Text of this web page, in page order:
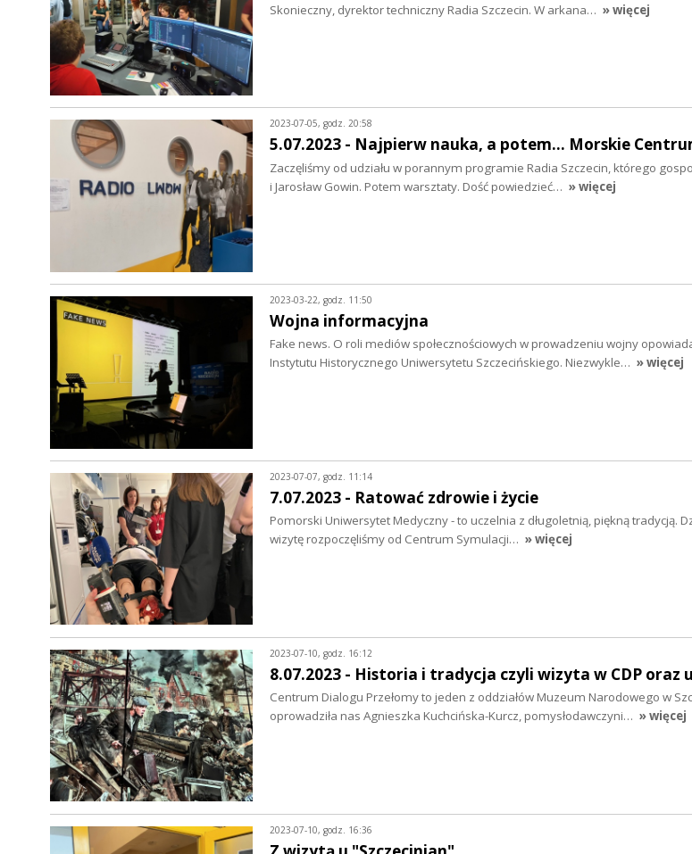
Skonieczny, dyrektor techniczny Radia Szczecin. W arkana… » więcej
2023-07-05, godz. 20:58
5.07.2023 - Najpierw nauka, a potem... Morskie
Zaczęliśmy od udziału w porannym programie Radia Szczecin, którego
i Jarosław Gowin. Potem warsztaty. Dość powiedzieć… » więcej
2023-03-22, godz. 11:50
Wojna informacyjna
Fake news. O roli mediów społecznościowych w prowadzeniu wojny
Instytutu Historycznego Uniwersytetu Szczecińskiego. Niezwykle… » więcej
2023-07-07, godz. 11:14
7.07.2023 - Ratować zdrowie i życie
Pomorski Uniwersytet Medyczny - to uczelnia z długoletnią, piękną tradycją.
wizytę rozpoczęliśmy od Centrum Symulacji… » więcej
2023-07-10, godz. 16:12
8.07.2023 - Historia i tradycja czyli wizyta w CDP oraz
Centrum Dialogu Przełomy to jeden z oddziałów Muzeum Narodowego w
oprowadziła nas Agnieszka Kuchcińska-Kurcz, pomysłodawczyni… » więcej
2023-07-10, godz. 16:36